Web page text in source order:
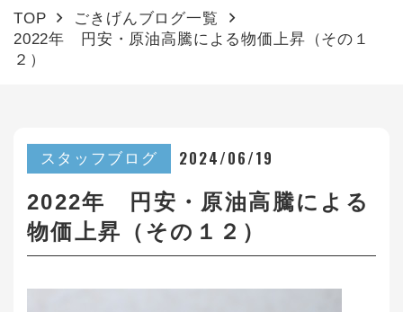
TOP
ごきげんブログ一覧
2022年 円安・原油高騰による物価上昇（その１
２）
スタッフブログ 2024/06/19
2022年 円安・原油高騰による
物価上昇（その１２）